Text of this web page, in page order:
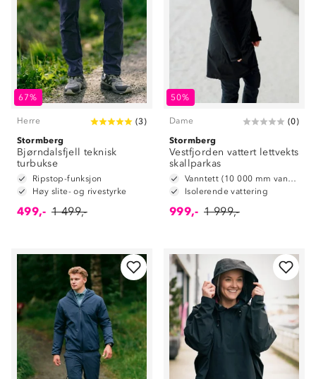
67%
Herre (3)
Stormberg
Bjørndalsfjell teknisk
turbukse
Ripstop-funksjon
Høy slite- og rivestyrke
499,- 1 499,-
50%
Dame (0)
Stormberg
Vestfjorden vattert lettvekts
skallparkas
Vanntett (10 000 mm vannsøyle)
Isolerende vattering
999,- 1 999,-